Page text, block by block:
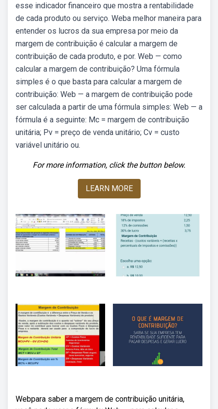
esse indicador financeiro que mostra a rentabilidade
de cada produto ou serviço. Weba melhor maneira para
entender os lucros da sua empresa por meio da
margem de contribuição é calcular a margem de
contribuição de cada produto, e por. Web — como
calcular a margem de contribuição? Uma fórmula
simples é o que basta para calcular a margem de
contribuição: Web — a margem de contribuição pode
ser calculada a partir de uma fórmula simples: Web — a
fórmula é a seguinte: Mc = margem de contribuição
unitária; Pv = preço de venda unitário; Cv = custo
variável unitário ou.
For more information, click the button below.
LEARN MORE
Webpara saber a margem de contribuição unitária,